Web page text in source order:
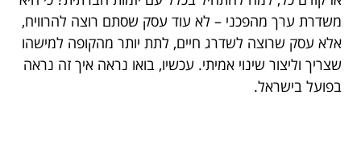
משדרת ערך מהפכני – לא עוד עסק שסתם רוצה להרוויח,
אלא עסק שרוצה לשדרג חיים, לתת יותר מהקופה למישהו
שצריך וליצור שינוי אמיתי. עכשיו, בואו נראה איך זה נראה
בפועל בישראל.